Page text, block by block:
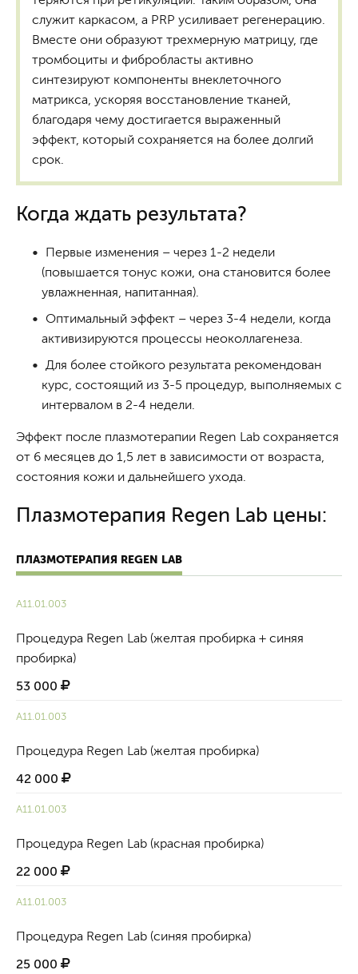
служит каркасом, а PRP усиливает регенерацию.
Вместе они образуют трехмерную матрицу, где
тромбоциты и фибробласты активно
синтезируют компоненты внеклеточного
матрикса, ускоряя восстановление тканей,
благодаря чему достигается выраженный
эффект, который сохраняется на более долгий
срок.
Когда ждать результата?
Первые изменения – через 1-2 недели
(повышается тонус кожи, она становится более
увлажненная, напитанная).
Оптимальный эффект – через 3-4 недели, когда
активизируются процессы неоколлагенеза.
Для более стойкого результата рекомендован
курс, состоящий из 3-5 процедур, выполняемых с
интервалом в 2-4 недели.
Эффект после плазмотерапии Regen Lab сохраняется
от 6 месяцев до 1,5 лет в зависимости от возраста,
состояния кожи и дальнейшего ухода.
Плазмотерапия Regen Lab цены:
ПЛАЗМОТЕРАПИЯ REGEN LAB
A11.01.003
Процедура Regen Lab (желтая пробирка + синяя
пробирка)
53 000
A11.01.003
Процедура Regen Lab (желтая пробирка)
42 000
A11.01.003
Процедура Regen Lab (красная пробирка)
22 000
A11.01.003
Процедура Regen Lab (синяя пробирка)
25 000